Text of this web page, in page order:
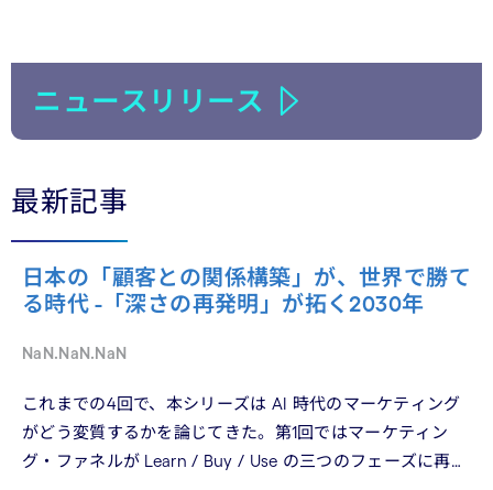
ニュースリリース
最新記事
日本の「顧客との関係構築」が、世界で勝て
る時代 -「深さの再発明」が拓く2030年
NaN.NaN.NaN
これまでの4回で、本シリーズは AI 時代のマーケティング
がどう変質するかを論じてきた。第1回ではマーケティン
グ・ファネルが Learn / Buy / Use の三つのフェーズに再構